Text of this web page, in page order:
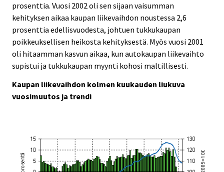
prosenttia. Vuosi 2002 oli sen sijaan vaisumman
kehityksen aikaa kaupan liikevaihdon noustessa 2,6
prosenttia edellisvuodesta, johtuen tukkukaupan
poikkeuksellisen heikosta kehityksestä. Myös vuosi 2001
oli hitaamman kasvun aikaa, kun autokaupan liikevaihto
supistui ja tukkukaupan myynti kohosi maltillisesti.
Kaupan liikevaihdon kolmen kuukauden liukuva
vuosimuutos ja trendi